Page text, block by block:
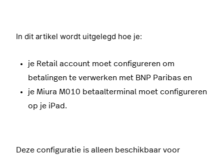
In dit artikel wordt uitgelegd hoe je:
je Retail account moet configureren om
betalingen te verwerken met BNP Paribas en
je Miura M010 betaalterminal moet configureren
op je iPad .
Deze configuratie is alleen beschikbaar voor